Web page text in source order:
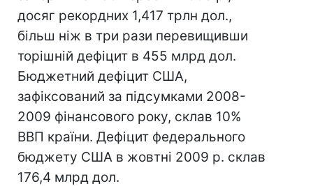
досяг рекордних 1,417 трлн дол.,
більш ніж в три рази перевищивши
торішній дефіцит в 455 млрд дол.
Бюджетний дефіцит США,
зафіксований за підсумками 2008-
2009 фінансового року, склав 10%
ВВП країни. Дефіцит федерального
бюджету США в жовтні 2009 р. склав
176,4 млрд дол.